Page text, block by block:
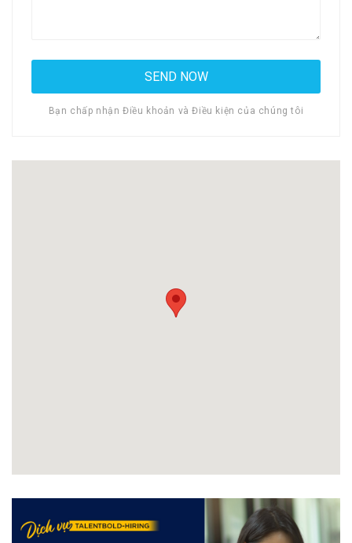
Bạn chấp nhận Điều khoản và Điều kiện của chúng tôi